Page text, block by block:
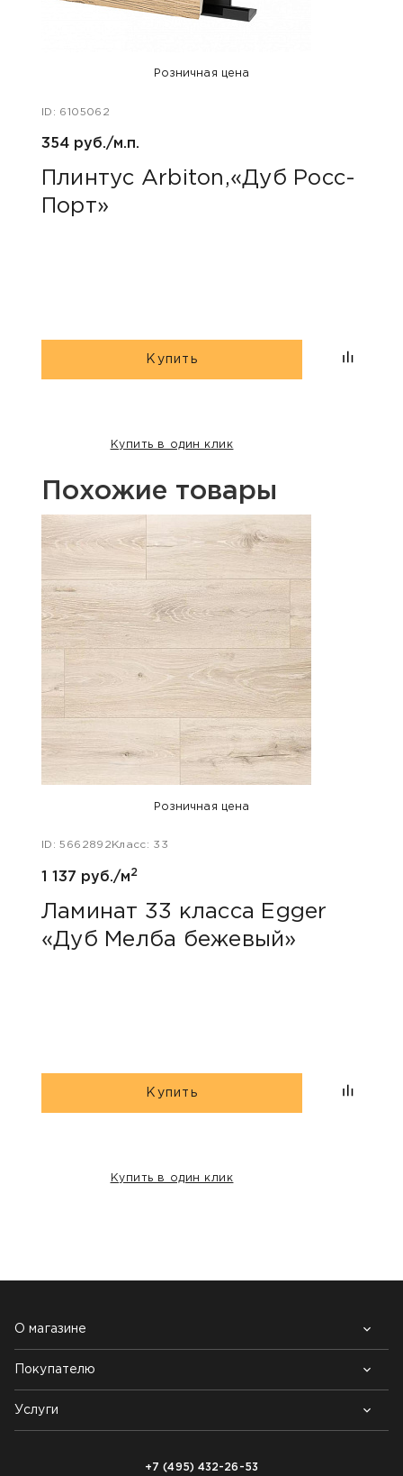
Розничная цена
ID: 6105062
354 руб./м.п.
Плинтус Arbiton,«Дуб Росс-
Порт»
Купить
Купить в один клик
Похожие товары
Розничная цена
ID: 5662892 Класс: 33
1 137 руб./м2
Ламинат 33 класса Egger
«Дуб Мелба бежевый»
Купить
Купить в один клик
О магазине
Почему выбирают нас
Контакты
Блог
Покупателю
Возврат товара
Как заказать
Услуги
+7 (495) 432-26-53